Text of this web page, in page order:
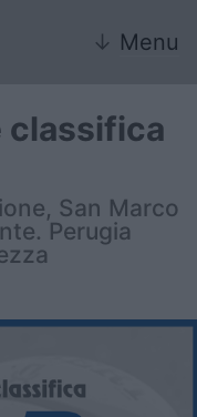
↓ Menu
classifica
San Marco
Perugia